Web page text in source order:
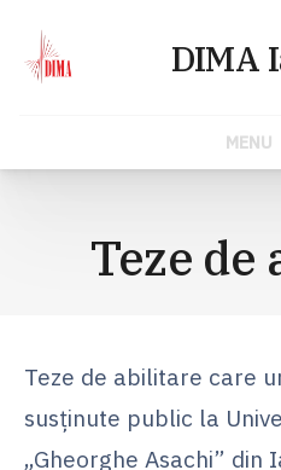
MENU
Teze
Teze de abilitare care
susținute public la
„Gheorghe Asachi” din